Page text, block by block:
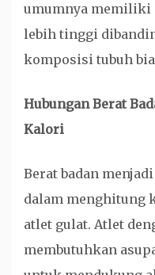
umumnya memiliki
lebih tinggi
komposisi tubuh
Hubungan Berat
Kalori
Berat badan
dalam menghitung
atlet gulat. Atlet
membutuhkan